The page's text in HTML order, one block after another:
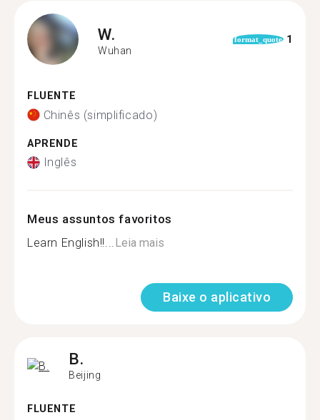
W.
Wuhan
format_quote 1
FLUENTE
Chinês (simplificado)
APRENDE
Inglês
Meus assuntos favoritos
Learn English!!...Leia mais
Baixe o aplicativo
B.
Beijing
FLUENTE